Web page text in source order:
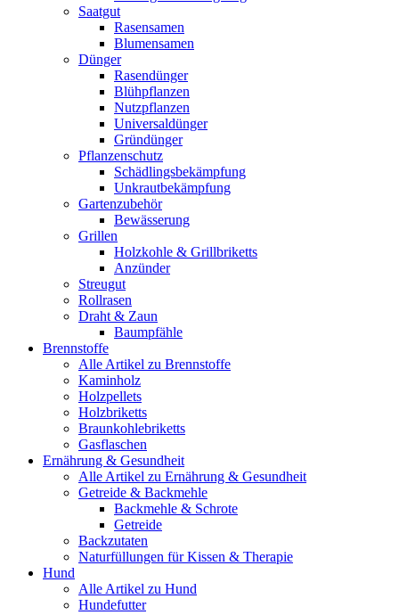
Saatgut
Rasensamen
Blumensamen
Dünger
Rasendünger
Blühpflanzen
Nutzpflanzen
Universaldünger
Gründünger
Pflanzenschutz
Schädlingsbekämpfung
Unkrautbekämpfung
Gartenzubehör
Bewässerung
Grillen
Holzkohle & Grillbriketts
Anzünder
Streugut
Rollrasen
Draht & Zaun
Baumpfähle
Brennstoffe
Alle Artikel zu Brennstoffe
Kaminholz
Holzpellets
Holzbriketts
Braunkohlebriketts
Gasflaschen
Ernährung & Gesundheit
Alle Artikel zu Ernährung & Gesundheit
Getreide & Backmehle
Backmehle & Schrote
Getreide
Backzutaten
Naturfüllungen für Kissen & Therapie
Hund
Alle Artikel zu Hund
Hundefutter